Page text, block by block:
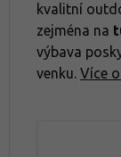
kvalitní
zejména na
výbava
venku. Více